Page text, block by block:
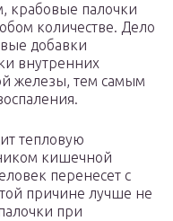
крабовые палочки
количестве. Дело
добавки
внутренних
железы, тем самым
тепловую
кишечной
перенесет с
причине лучше не
при